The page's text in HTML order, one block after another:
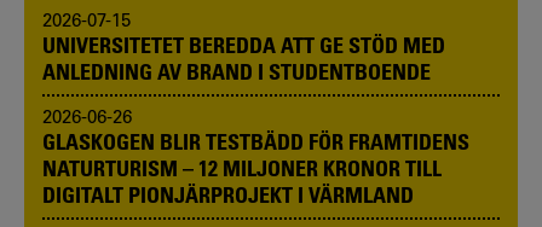
2026-07-15
UNIVERSITETET BEREDDA ATT GE STÖD MED
ANLEDNING AV BRAND I STUDENTBOENDE
2026-06-26
GLASKOGEN BLIR TESTBÄDD FÖR FRAMTIDENS
NATURTURISM – 12 MILJONER KRONOR TILL
DIGITALT PIONJÄRPROJEKT I VÄRMLAND